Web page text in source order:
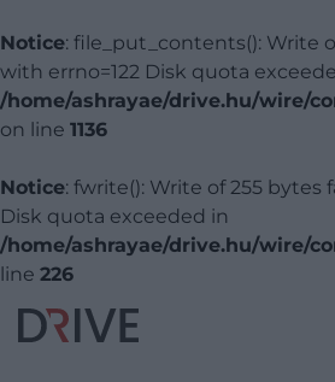
Notice: file_put_contents(): Write
with errno=122 Disk quota
/home/ashrayae/drive.hu/wire/
on line 1136
Notice: fwrite(): Write of 255 bytes
Disk quota exceeded in
/home/ashrayae/drive.hu/wire/
line 226